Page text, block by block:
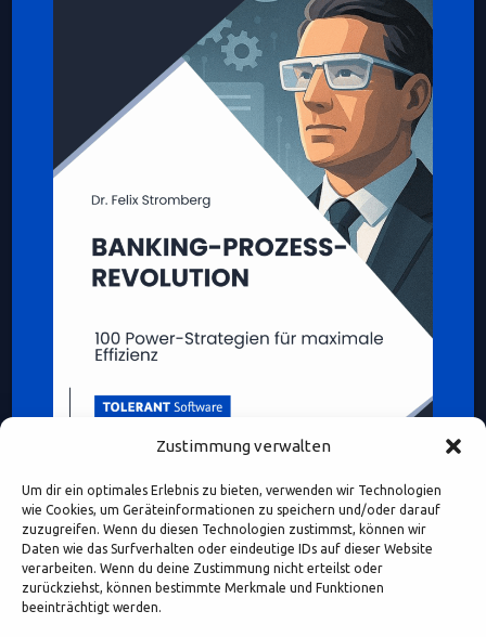
Zustimmung verwalten
Um dir ein optimales Erlebnis zu bieten, verwenden wir Technologien
wie Cookies, um Geräteinformationen zu speichern und/oder darauf
zuzugreifen. Wenn du diesen Technologien zustimmst, können wir
Daten wie das Surfverhalten oder eindeutige IDs auf dieser Website
verarbeiten. Wenn du deine Zustimmung nicht erteilst oder
zurückziehst, können bestimmte Merkmale und Funktionen
beeinträchtigt werden.
Diese Webseite enthält Inhalte und Medien, die ganz oder
teilweise KI-unterstützt erstellt oder bearbeitet wurden.